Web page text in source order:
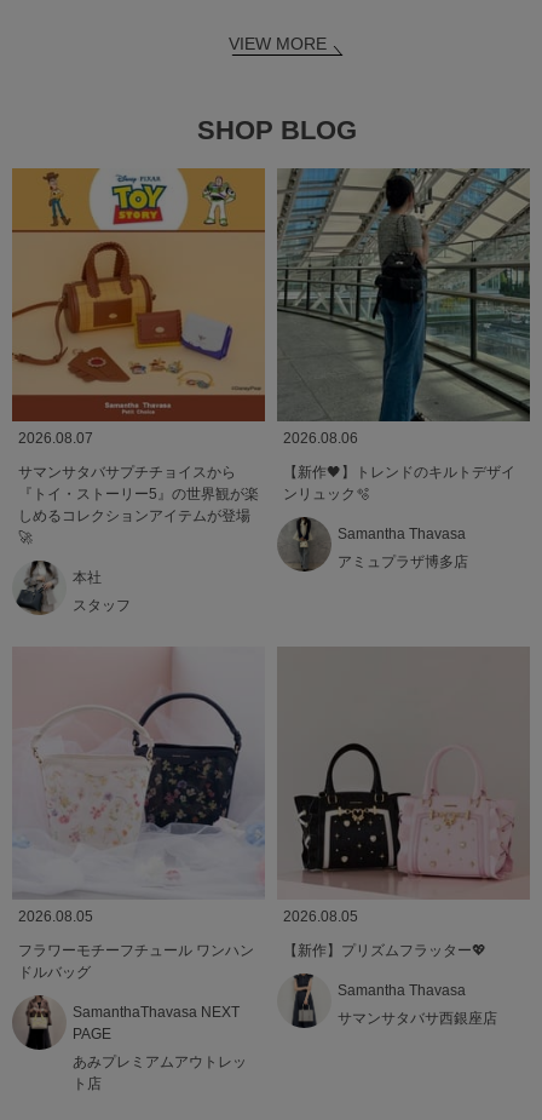
VIEW MORE
SHOP BLOG
2026.08.07
サマンサタバサプチチョイスから
『トイ・ストーリー5』の世界観が楽
しめるコレクションアイテムが登場
🚀
本社
スタッフ
2026.08.06
【新作🖤】トレンドのキルトデザイ
ンリュック🫧
Samantha Thavasa
アミュプラザ博多店
2026.08.05
フラワーモチーフチュール ワンハン
ドルバッグ
SamanthaThavasa NEXT
PAGE
あみプレミアムアウトレッ
ト店
2026.08.05
【新作】プリズムフラッター💖
Samantha Thavasa
サマンサタバサ西銀座店